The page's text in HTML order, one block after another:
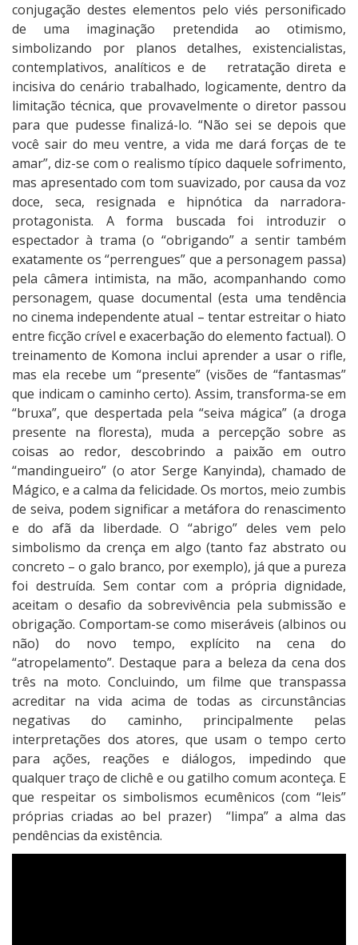
conjugação destes elementos pelo viés personificado
de uma imaginação pretendida ao otimismo,
simbolizando por planos detalhes, existencialistas,
contemplativos, analíticos e de retratação direta e
incisiva do cenário trabalhado, logicamente, dentro da
limitação técnica, que provavelmente o diretor passou
para que pudesse finalizá-lo. “Não sei se depois que
você sair do meu ventre, a vida me dará forças de te
amar”, diz-se com o realismo típico daquele sofrimento,
mas apresentado com tom suavizado, por causa da voz
doce, seca, resignada e hipnótica da narradora-
protagonista. A forma buscada foi introduzir o
espectador à trama (o “obrigando” a sentir também
exatamente os “perrengues” que a personagem passa)
pela câmera intimista, na mão, acompanhando como
personagem, quase documental (esta uma tendência
no cinema independente atual – tentar estreitar o hiato
entre ficção crível e exacerbação do elemento factual). O
treinamento de Komona inclui aprender a usar o rifle,
mas ela recebe um “presente” (visões de “fantasmas”
que indicam o caminho certo). Assim, transforma-se em
“bruxa”, que despertada pela “seiva mágica” (a droga
presente na floresta), muda a percepção sobre as
coisas ao redor, descobrindo a paixão em outro
“mandingueiro” (o ator Serge Kanyinda), chamado de
Mágico, e a calma da felicidade. Os mortos, meio zumbis
de seiva, podem significar a metáfora do renascimento
e do afã da liberdade. O “abrigo” deles vem pelo
simbolismo da crença em algo (tanto faz abstrato ou
concreto – o galo branco, por exemplo), já que a pureza
foi destruída. Sem contar com a própria dignidade,
aceitam o desafio da sobrevivência pela submissão e
obrigação. Comportam-se como miseráveis (albinos ou
não) do novo tempo, explícito na cena do
“atropelamento”. Destaque para a beleza da cena dos
três na moto. Concluindo, um filme que transpassa
acreditar na vida acima de todas as circunstâncias
negativas do caminho, principalmente pelas
interpretações dos atores, que usam o tempo certo
para ações, reações e diálogos, impedindo que
qualquer traço de clichê e ou gatilho comum aconteça. E
que respeitar os simbolismos ecumênicos (com “leis”
próprias criadas ao bel prazer) “limpa” a alma das
pendências da existência.